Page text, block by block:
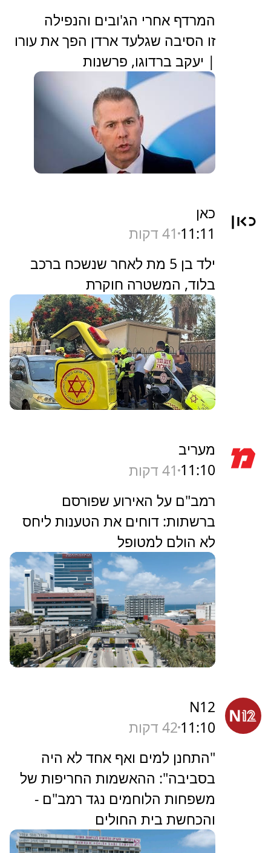
המרדף אחרי הג'ובים והנפילה
זו הסיבה שגלעד ארדן הפך את עורו
| יעקב ברדוגו, פרשנות
כאן
11:11 41 דקות
ילד בן 5 מת לאחר שנשכח ברכב
בלוד, המשטרה חוקרת
מעריב
11:10 41 דקות
רמב"ם על האירוע שפורסם
ברשתות: דוחים את הטענות ליחס
לא הולם למטופל
N12
11:10 42 דקות
"התחנן למים ואף אחד לא היה
בסביבה": ההאשמות החריפות של
משפחות הלוחמים נגד רמב"ם -
והכחשת בית החולים